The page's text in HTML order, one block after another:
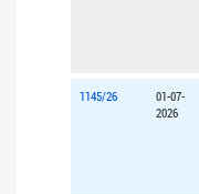
1145/26
01-07-
2026